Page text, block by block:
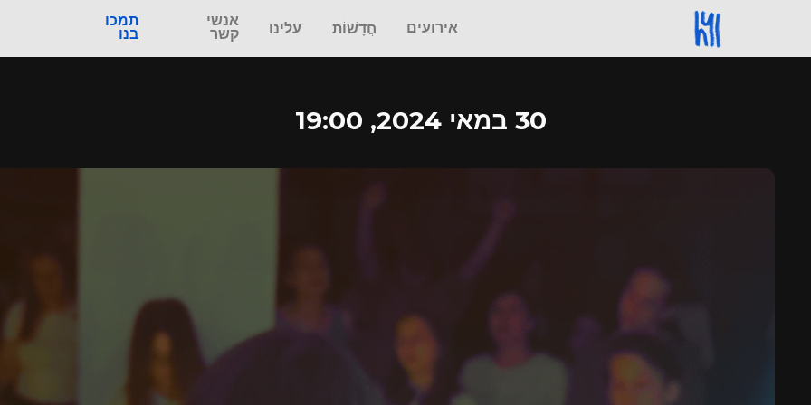
אירועים עלינו חֲדָשׁוֹת אנשי
קשר
תמכו
בנו
30 במאי 2024, 19:00